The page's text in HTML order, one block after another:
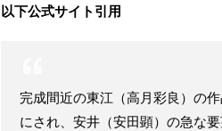
以下公式サイト引用
完成間近の東江（高月彩良）の
にされ、安井（安田顕）の急な